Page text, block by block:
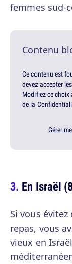
femmes sud-
Contenu
Ce contenu est
devez accepter
Modifiez ce choix
de la
Gérer
En Israël
Si vous évitez
repas, vous
vieux en